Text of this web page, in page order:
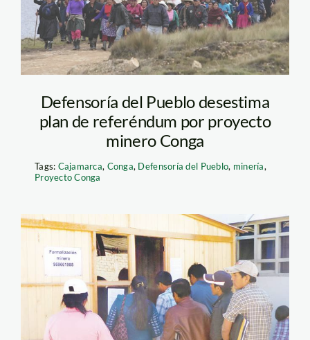
Defensoría del Pueblo desestima
plan de referéndum por proyecto
minero Conga
Tags: Cajamarca, Conga, Defensoría del Pueblo, minería,
Proyecto Conga
Formalización minera